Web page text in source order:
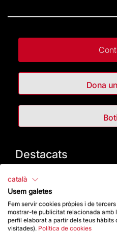
Dona
Destacats
La Fundació
Preguntes freqüents
Atenció al Visitant
català
Usem galetes
Fem servir cookies pròpies i de
mostrar-te publicitat relacionada
perfil elaborat a partir dels teus
visitades). Política de cookies